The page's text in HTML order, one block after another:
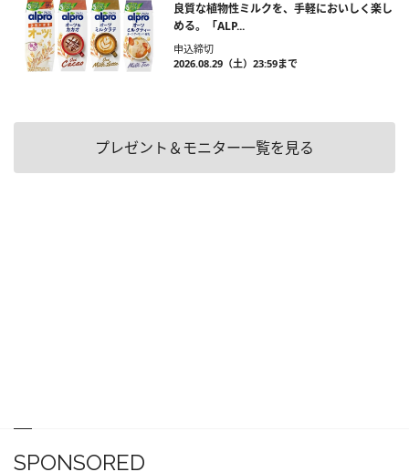
良質な植物性ミルクを、手軽においしく楽し
める。「ALP...
申込締切
2026.08.29（土）23:59まで
プレゼント＆モニター一覧を見る
SPONSORED